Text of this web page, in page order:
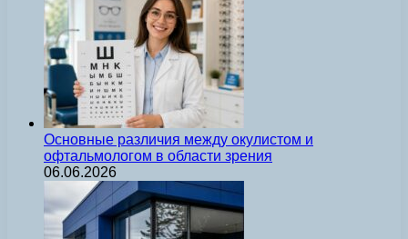
Основные различия между окулистом и
офтальмологом в области зрения
06.06.2026